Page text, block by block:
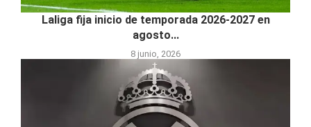
Laliga fija inicio de temporada 2026-2027 en
agosto...
8 junio, 2026